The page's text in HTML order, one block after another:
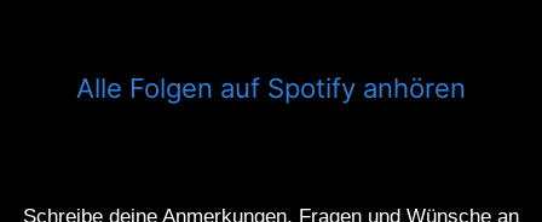
Alle Folgen auf Spotify anhören
Schreibe deine Anmerkungen, Fragen und Wünsche an